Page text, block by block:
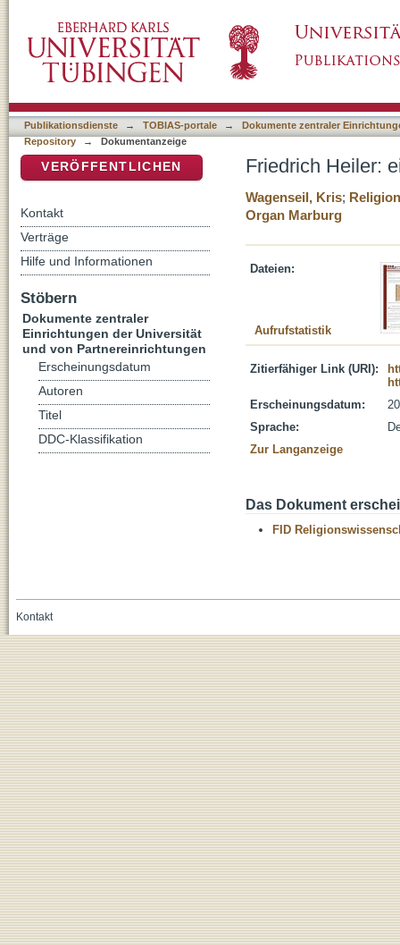
Publikationsdienste → TOBIAS-portale →
Dokumente zentraler
Repository
→ Dokumentanzeige
Friedrich Heiler:
Wagenseil, Kris;
Organ Marburg
Dateien:
Aufrufstatistik
Zitierfähiger Link (URI):
Erscheinungsdatum:
Sprache:
Zur Langanzeige
Das Dokument
FID
VERÖFFENTLICHEN
Kontakt
Verträge
Hilfe und Informationen
Stöbern
Dokumente zentraler
Einrichtungen der Universität
und von Partnereinrichtungen
Erscheinungsdatum
Autoren
Titel
DDC-Klassifikation
Kontakt